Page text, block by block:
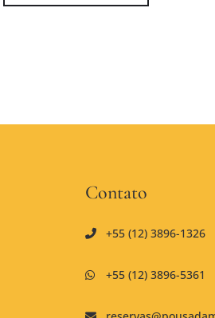
Contato
+55 (12) 3896-1326
+55 (12) 3896-5361